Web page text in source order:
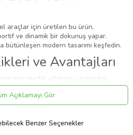
araçlar için üretilen bu ürün,
ve dinamik bir dokunuş yapar.
bütünleşen modern tasarımı keşfedin.
ve Avantajları
tüm model yıllarına uyumludur.
farklılık (Makyajlı/Makyajsız)
almanızı öneririz.
Açıklamayı Gör
Benzer Seçenekler